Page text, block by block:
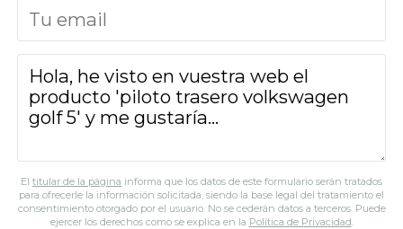
El titular de la página informa que los datos de este formulario serán tratados
para ofrecerle la información solicitada, siendo la base legal del tratamiento el
consentimiento otorgado por el usuario. No se cederán datos a terceros. Puede
ejercer los derechos como se explica en la Política de Privacidad